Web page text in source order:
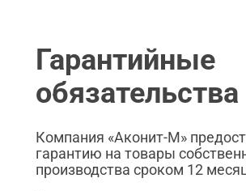
Гарантийные
обязательства
Компания «Аконит-М»
гарантию на товары
производства сроком 12